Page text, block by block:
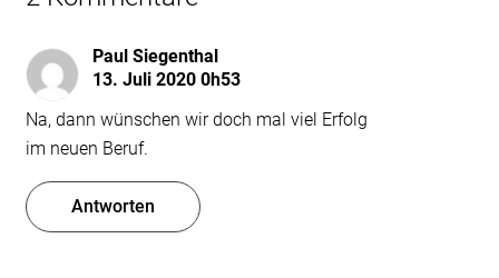
Paul Siegenthal
13. Juli 2020 0h53
Na, dann wünschen wir doch mal viel Erfolg
im neuen Beruf.
Antworten